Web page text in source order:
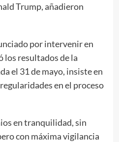
Trump, añadieron
por intervenir en
los resultados de la
el 31 de mayo, insiste en
en el proceso
en tranquilidad, sin
con máxima vigilancia